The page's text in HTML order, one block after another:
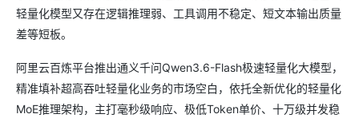
轻量化模型又存在逻辑推理弱、工具调用不稳定、短文本输出质量
差等短板。
阿里云百炼平台推出通义千问Qwen3.6-Flash极速轻量化大模型，
精准填补超高吞吐轻量化业务的市场空白，依托全新优化的轻量化
MoE推理架构，主打毫秒级响应、极低Token单价、十万级并发稳